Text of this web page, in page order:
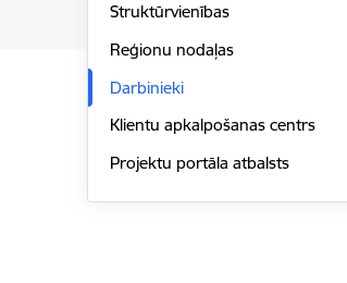
Struktūrvienības
Reģionu nodaļas
Darbinieki
Klientu apkalpošanas centrs
Projektu portāla atbalsts